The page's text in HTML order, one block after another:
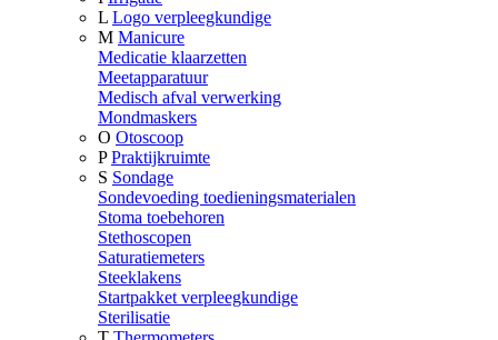
L Logo verpleegkundige
M Manicure
Medicatie klaarzetten
Meetapparatuur
Medisch afval verwerking
Mondmaskers
O Otoscoop
P Praktijkruimte
S Sondage
Sondevoeding toedieningsmaterialen
Stoma toebehoren
Stethoscopen
Saturatiemeters
Steeklakens
Startpakket verpleegkundige
Sterilisatie